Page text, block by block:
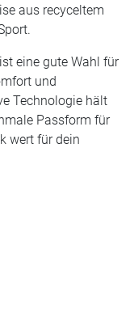
aus recyceltem
eine gute Wahl für
und
Technologie hält
Passform für
wert für dein